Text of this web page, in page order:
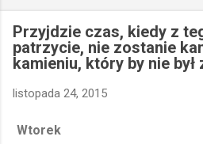
Przyjdzie czas, kiedy z
patrzycie, nie zostanie
kamieniu, który by nie był
listopada 24, 2015
Wtorek